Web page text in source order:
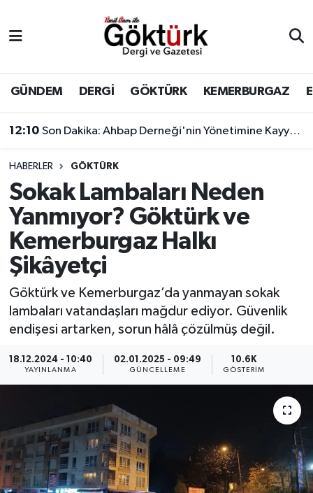
GÜNDEM DERGİ GÖKTÜRK KEMERBURGAZ
12:10 Son Dakika: Ahbap Derneği'nin Yönetimine Kayyum Atandı
HABERLER GÖKTÜRK
Sokak Lambaları Neden
Yanmıyor? Göktürk ve
Kemerburgaz Halkı
Şikâyetçi
Göktürk ve Kemerburgaz’da yanmayan sokak
lambaları vatandaşları mağdur ediyor. Güvenlik
endişesi artarken, sorun hâlâ çözülmüş değil.
18.12.2024 - 10:40
YAYINLANMA
02.01.2025 - 09:49
GÜNCELLEME
10.6K
GÖSTERIM
BİLİM
DERGİ
DÜNYA
EĞİTİM
EKONOMİ
GÖKTÜRK
KEMERBURGAZ
KÜLTÜR - SANAT
MAGAZİN
ÖZEL HABER
SAĞLIK
Eyüpsultan Hava Durumu
Eyüpsultan Trafik Yoğunluk Haritası
Süper Lig Puan Durumu ve Fikstür
Tüm Manşetler
Son Dakika Haberleri
Haber Arşivi